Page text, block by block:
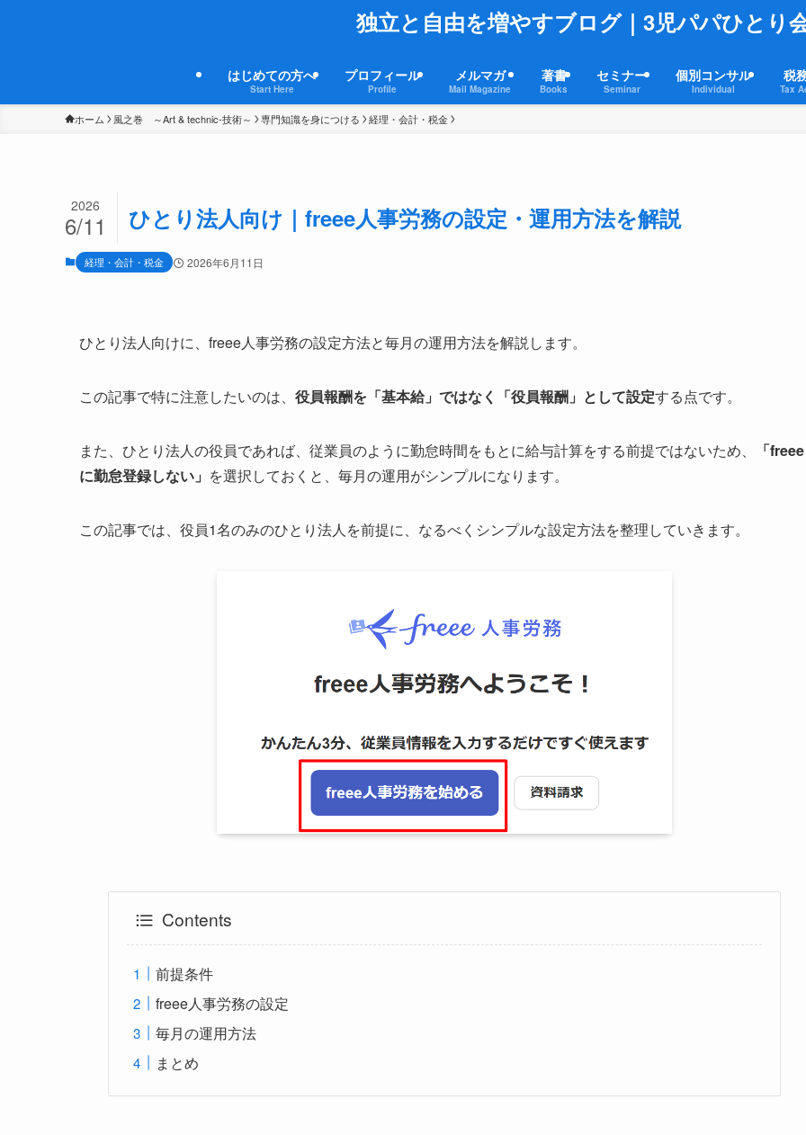
独立と自由を増やすブログ｜3児パパひとり
はじめての方へ
Start Here
プロフィール
Profile
メルマガ
Mail Magazine
著書
Books
セミナー
Seminar
個別コンサル
Individual
税
Tax
ホーム 風之巻 ～Art & technic-技術～ 専門知識を身につける 経理・会計・税金
ひとり法人向け｜freee人事労務の設定・運用方法を解説
2026
6/11
経理・会計・税金 2026年6月11日
ひとり法人向けに、freee人事労務の設定方法と毎月の運用方法を解説します。
この記事で特に注意したいのは、 役員報酬を「基本給」ではなく「役員報酬」として設定する点です。
また、ひとり法人の役員であれば、従業員のように勤怠時間をもとに給与計算をする前提ではないため、
「freee
に勤怠登録しない」 を選択しておくと、毎月の運用がシンプルになります。
この記事では、役員1名のみのひとり法人を前提に、なるべくシンプルな設定方法を整理していきます。
Contents
前提条件
freee人事労務の設定
毎月の運用方法
まとめ